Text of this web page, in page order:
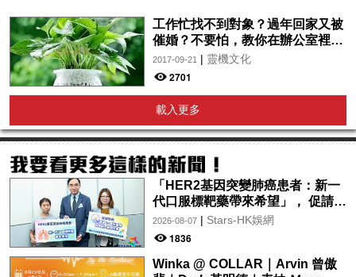
工作忙找不到對象？過年回家又被
催婚？不要怕，教你在辦公室裡招
桃花！
2017-09-21 | 靈機文化
2701
載入更多
「HER2基因突變肺癌患者：新一
代口服標靶藥帶來希望」， 促請政
府加快納入藥物名冊，助患者及早
受惠
2026-08-07| Stars-HK娛網
1836
Winka @ COLLAR｜Arvin 曾傲